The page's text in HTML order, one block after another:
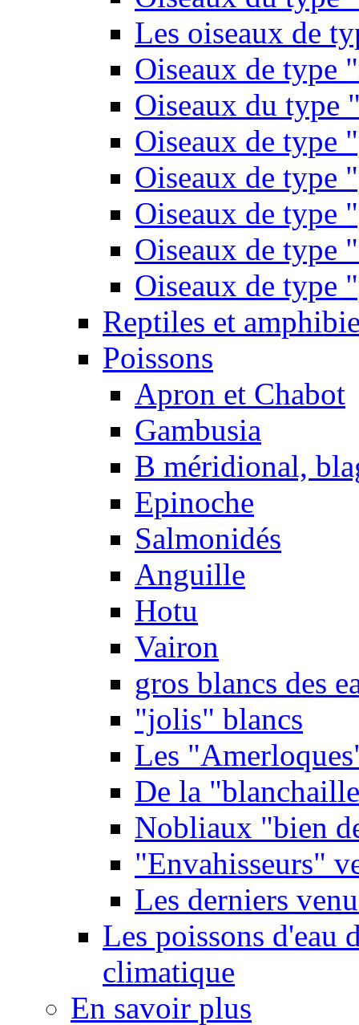
Les oiseaux de
Oiseaux de type
Oiseaux du type
Oiseaux de type
Oiseaux de type
Oiseaux de type
Oiseaux de type
Oiseaux de type
Reptiles et
Poissons
Apron et Chabot
Gambusia
B méridional,
Epinoche
Salmonidés
Anguille
Hotu
Vairon
gros blancs des
"jolis" blancs
Les
De la
Nobliaux "bien
"Envahisseurs"
Les derniers
Les poissons d'eau
climatique
En savoir plus